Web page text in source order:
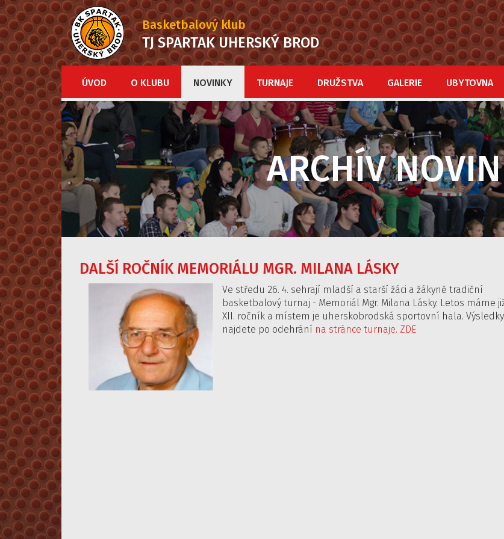
Basketbalový klub
TJ SPARTAK UHERSKÝ BROD
ÚVOD O KLUBU NOVINKY TURNAJE DRUŽSTVA GALERIE UBYTOVNA
ARCHÍV
DALŠÍ ROČNÍK MEMORIÁLU MGR. MILANA LÁSKY
Ve středu 26. 4. sehrají mladší a starší žáci a žákyně tradiční
basketbalový turnaj - Memoriál Mgr. Milana Lásky. Letos máme
XII. ročník a místem je uherskobrodská sportovní hala. Výsledky
najdete po odehrání na stránce turnaje. ZDE